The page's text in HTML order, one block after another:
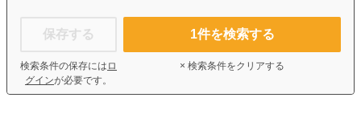
保存する
検索条件の保存には ロ
グインが必要です。
1件を検索する
× 検索条件をクリアする